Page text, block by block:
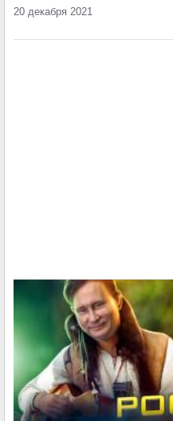
20 декабря 2021